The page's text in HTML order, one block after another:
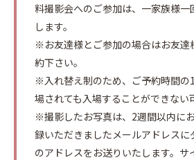
料撮影会へのご参加は、一家族様一
します。
※お友達様とご参加の場合はお友達
約下さい。
※入れ替え制のため、ご予約時間の
場されても入場することができない
※撮影したお写真は、2週間以内に
録いただきましたメールアドレスに
のアドレスをお送りいたします。サ